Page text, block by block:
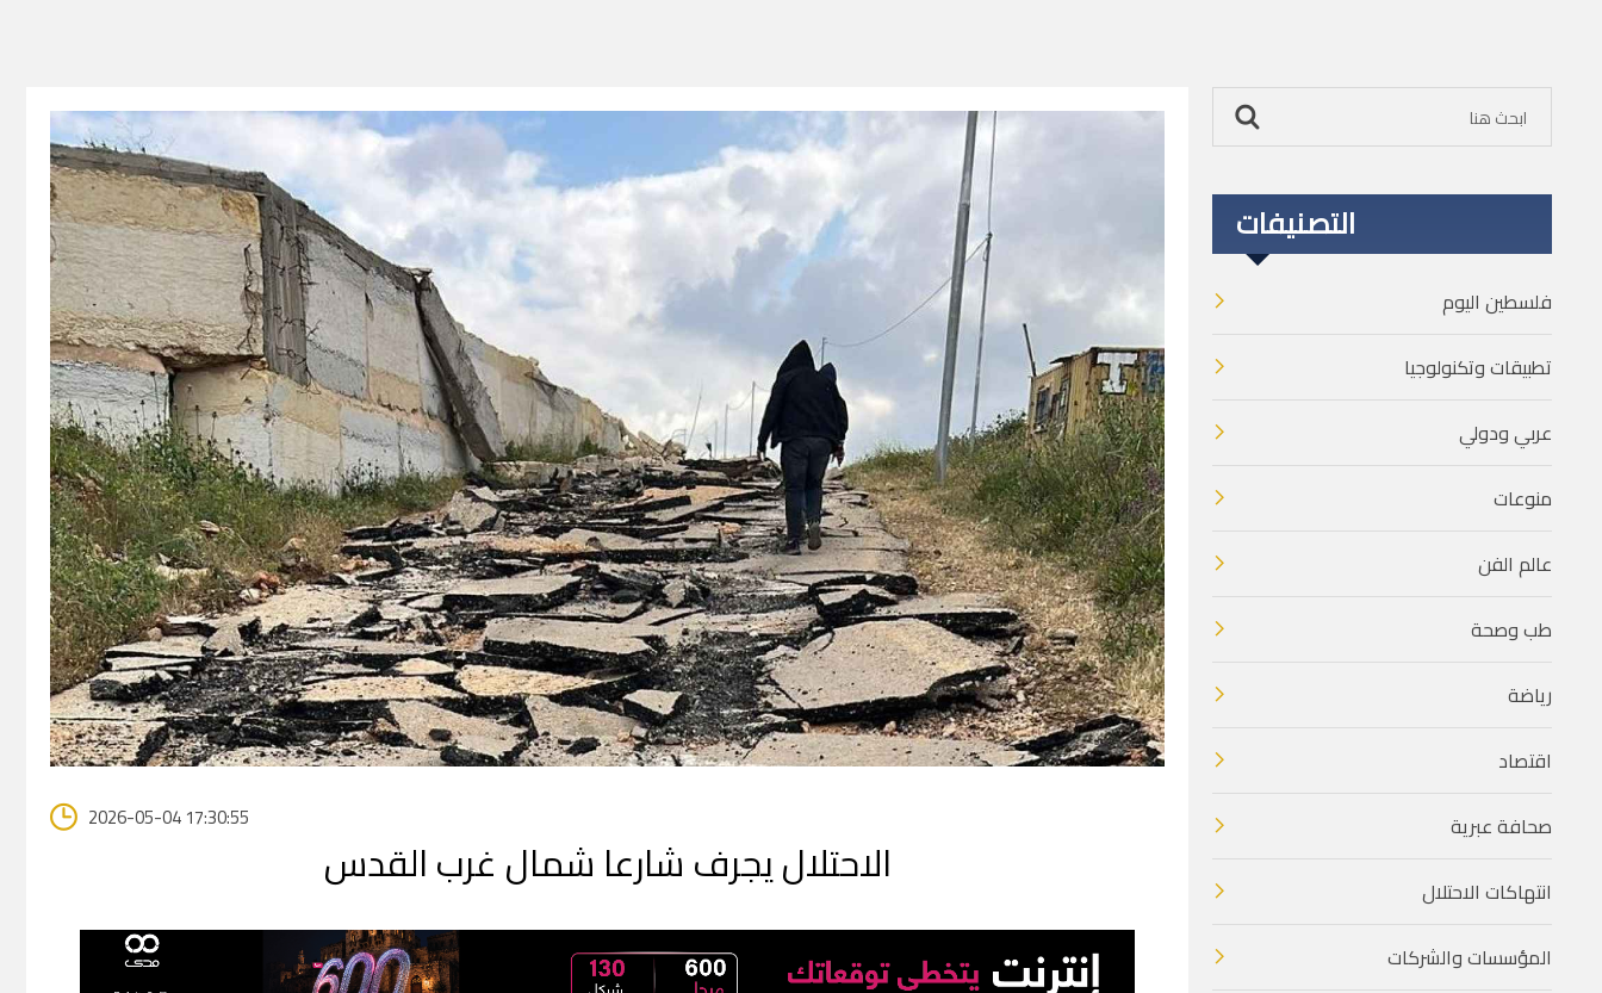
2026-05-04 17:30:55
الاحتلال يجرف شارعا شمال غرب القدس
التصنيفات
فلسطين اليوم
تطبيقات وتكنولوجيا
عربي ودولي
منوعات
عالم الفن
طب وصحة
رياضة
اقتصاد
صحافة عبرية
انتهاكات الاحتلال
المؤسسات والشركات